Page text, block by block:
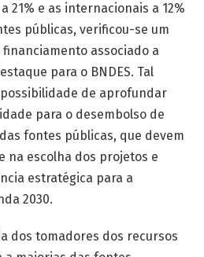
21% e as internacionais a 12%
públicas, verificou-se um
associado a
para o BNDES. Tal
de aprofundar
para o desembolso de
fontes públicas, que devem
na escolha dos projetos e
estratégica para a
2030.
dos tomadores dos recursos